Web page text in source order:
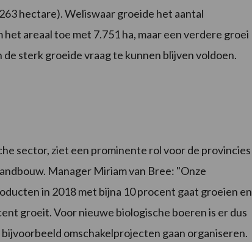
hectare). Weliswaar groeide het aantal
areaal toe met 7.751 ha, maar een verdere groei
sterk groeide vraag te kunnen blijven voldoen.
sector, ziet een prominente rol voor de provincies
Manager Miriam van Bree: "Onze
in 2018 met bijna 10 procent gaat groeien en
groeit. Voor nieuwe biologische boeren is er dus
omschakelprojecten gaan organiseren.